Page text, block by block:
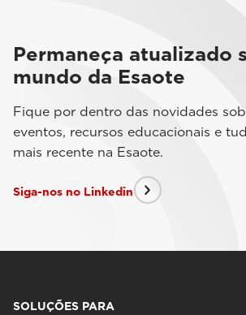
Permaneça atualizado
mundo da Esaote
Fique por dentro das novidades
eventos, recursos educacionais e
mais recente na Esaote.
Siga-nos no Linkedin
SOLUÇÕES PARA